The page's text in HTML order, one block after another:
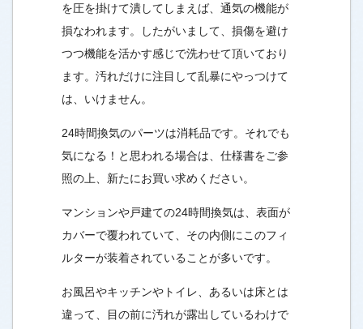
を圧を掛けて潰してしまえば、通気の機能が
損なわれます。したがいまして、損傷を避け
つつ機能を活かす感じで洗わせて頂いており
ます。汚れだけに注目して乱暴にやっつけて
は、いけません。
24時間換気のパーツは消耗品です。それでも
気になる！と思われる場合は、仕様書をご参
照の上、新たにお買い求めください。
マンションや戸建ての24時間換気は、表面が
カバーで覆われていて、その内側にこのフィ
ルターが装着されていることが多いです。
お風呂やキッチンやトイレ、あるいは床とは
違って、目の前に汚れが露出しているわけで